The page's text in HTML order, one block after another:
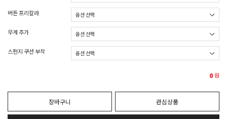
버튼 프리칼라
무게 추가
스펀지 쿠션 부착
0원
장바구니 관심상품